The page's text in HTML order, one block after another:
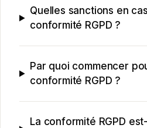
Quelles sanctions en
conformité RGPD ?
Par quoi commencer
conformité RGPD ?
La conformité RGPD